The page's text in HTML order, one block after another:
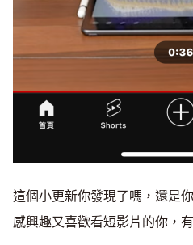
這個小更新你發現了嗎，還是
感興趣又喜歡看短影片的你，